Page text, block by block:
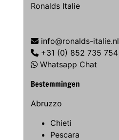
Ronalds Italie
info@ronalds-italie.nl
+31 (0) 852 735 754
Whatsapp Chat
Bestemmingen
Abruzzo
Chieti
Pescara